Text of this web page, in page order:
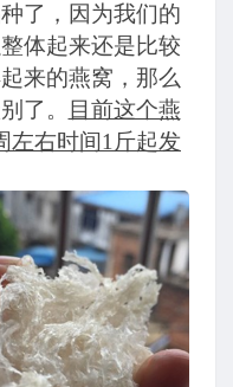
了，因为我们的
体起来还是比较
来的燕窝，那么
了。
目前这个燕
左右时间1斤起发